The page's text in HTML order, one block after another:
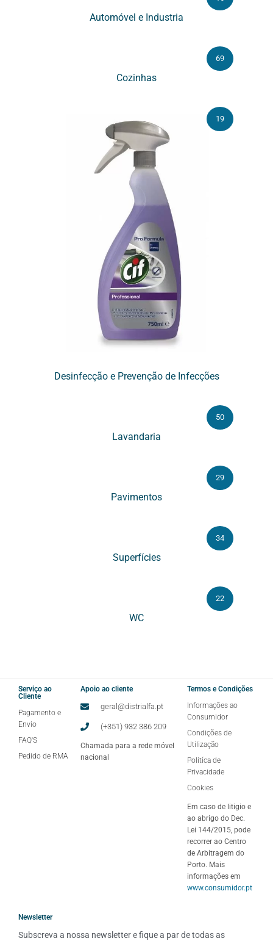
Automóvel e Industria
69
Cozinhas
19
Desinfecção e Prevenção de Infecções
50
Lavandaria
29
Pavimentos
34
Superfícies
22
WC
Serviço ao
Cliente
Pagamento e
Envio
FAQ'S
Pedido de RMA
Apoio ao cliente
geral@distrialfa.pt
(+351) 932 386 209
Chamada para a rede móvel
nacional
Termos e Condições
Informações ao
Consumidor
Condições de
Utilização
Politíca de
Privacidade
Cookies
Em caso de litigio e
ao abrigo do Dec.
Lei 144/2015, pode
recorrer ao Centro
de Arbitragem do
Porto. Mais
informações em
www.consumidor.pt
Newsletter
Subscreva a nossa newsletter e fique a par de todas as